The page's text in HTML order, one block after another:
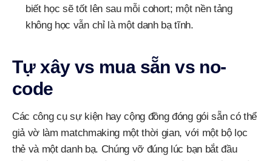
biết học sẽ tốt lên sau mỗi cohort; một nền tảng
không học vẫn chỉ là một danh bạ tĩnh.
Tự xây vs mua sẵn vs no-
code
Các công cụ sự kiện hay cộng đồng đóng gói sẵn có thể
giả vờ làm matchmaking một thời gian, với một bộ lọc
thẻ và một danh bạ. Chúng vỡ đúng lúc bạn bắt đầu